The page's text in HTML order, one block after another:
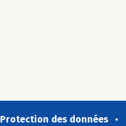
Protection des données